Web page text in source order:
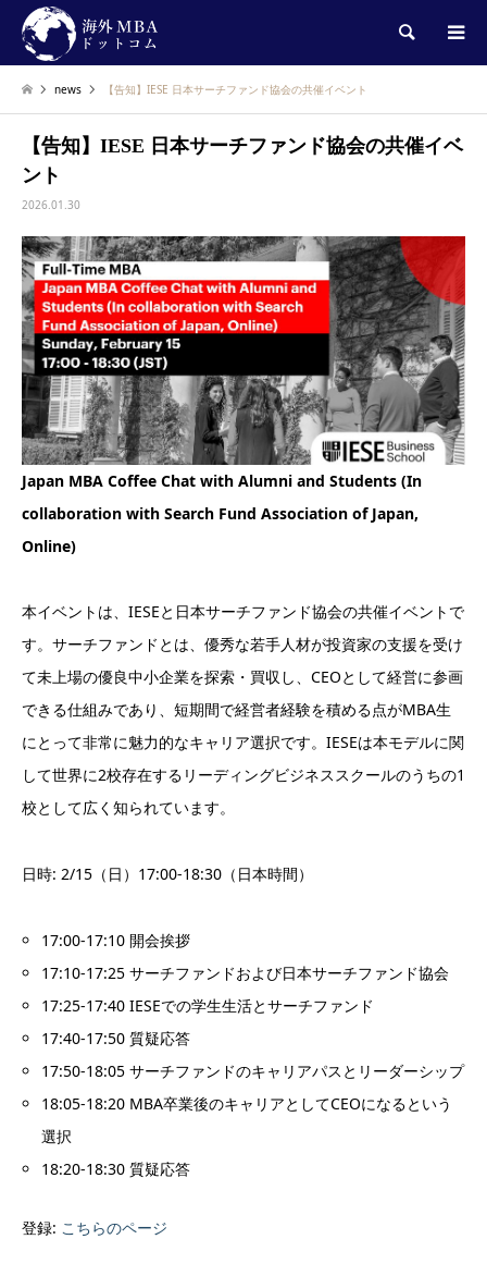
検索
news 【告知】IESE 日本サーチファンド協会の共催イベント
【告知】IESE 日本サーチファンド協会の共催イベ
ント
2026.01.30
Japan MBA Coffee Chat with Alumni and Students (In
collaboration with Search Fund Association of Japan,
Online)
本イベントは、IESEと日本サーチファンド協会の共催イベントで
す。サーチファンドとは、優秀な若手人材が投資家の支援を受け
て未上場の優良中小企業を探索・買収し、CEOとして経営に参画
できる仕組みであり、短期間で経営者経験を積める点がMBA生
にとって非常に魅力的なキャリア選択です。IESEは本モデルに関
して世界に2校存在するリーディングビジネススクールのうちの1
校として広く知られています。
日時: 2/15（日）17:00-18:30（日本時間）
17:00-17:10 開会挨拶
17:10-17:25 サーチファンドおよび日本サーチファンド協会
17:25-17:40 IESEでの学生生活とサーチファンド
17:40-17:50 質疑応答
17:50-18:05 サーチファンドのキャリアパスとリーダーシップ
18:05-18:20 MBA卒業後のキャリアとしてCEOになるという
選択
18:20-18:30 質疑応答
登録: こちらのページ